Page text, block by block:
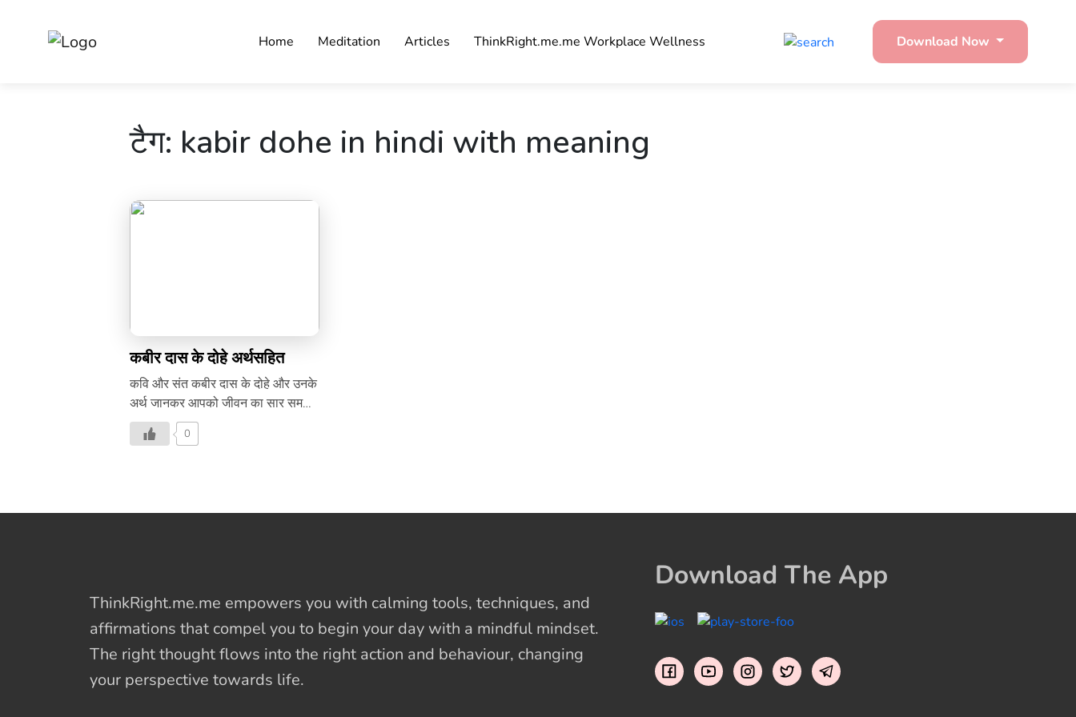
Home Meditation Articles ThinkRight.me.me Workplace Wellness Download Now
टैग: kabir dohe in hindi with meaning
कबीर दास के दोहे अर्थसहित
कवि और संत कबीर दास के दोहे और उनके
अर्थ जानकर आपको जीवन का सार समझने
में मदद करेगा।
0
ThinkRight.me.me empowers you with calming tools, techniques, and
affirmations that compel you to begin your day with a mindful mindset.
The right thought flows into the right action and behaviour, changing
your perspective towards life.
Download The App